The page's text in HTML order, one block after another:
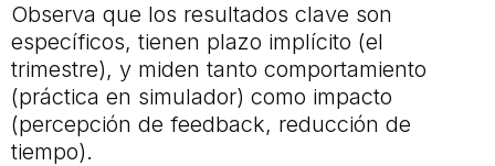
Observa que los resultados clave son
específicos, tienen plazo implícito (el
trimestre), y miden tanto comportamiento
(práctica en simulador) como impacto
(percepción de feedback, reducción de
tiempo).